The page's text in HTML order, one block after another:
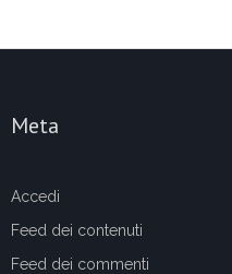
Meta
Accedi
Feed dei contenuti
Feed dei commenti